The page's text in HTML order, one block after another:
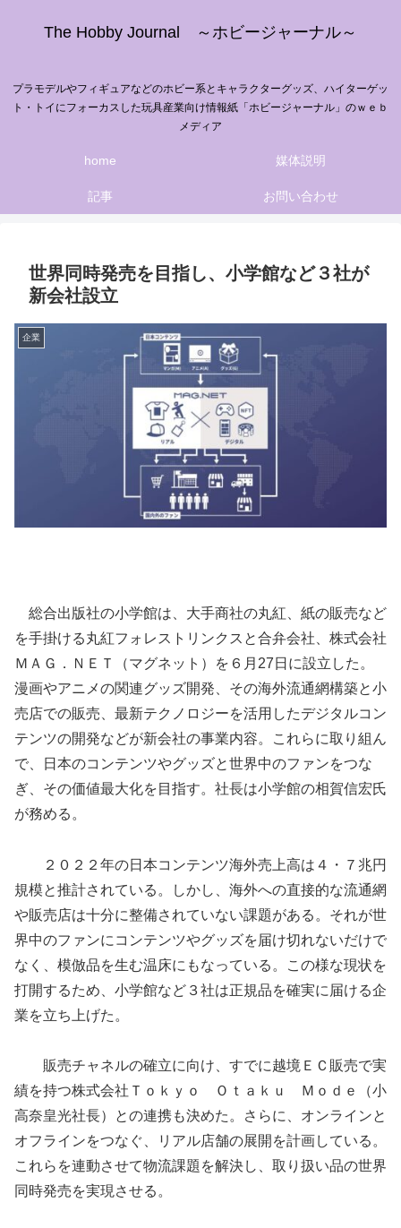
The Hobby Journal ～ホビージャーナル～
プラモデルやフィギュアなどのホビー系とキャラクターグッズ、ハイターゲッ
ト・トイにフォーカスした玩具産業向け情報紙「ホビージャーナル」のｗｅｂ
メディア
home 媒体説明
記事 お問い合わせ
世界同時発売を目指し、小学館など３社が
新会社設立
企業
総合出版社の小学館は、大手商社の丸紅、紙の販売など
を手掛ける丸紅フォレストリンクスと合弁会社、株式会社
ＭＡＧ．ＮＥＴ（マグネット）を６月27日に設立した。
漫画やアニメの関連グッズ開発、その海外流通網構築と小
売店での販売、最新テクノロジーを活用したデジタルコン
テンツの開発などが新会社の事業内容。これらに取り組ん
で、日本のコンテンツやグッズと世界中のファンをつな
ぎ、その価値最大化を目指す。社長は小学館の相賀信宏氏
が務める。
２０２２年の日本コンテンツ海外売上高は４・７兆円
規模と推計されている。しかし、海外への直接的な流通網
や販売店は十分に整備されていない課題がある。それが世
界中のファンにコンテンツやグッズを届け切れないだけで
なく、模倣品を生む温床にもなっている。この様な現状を
打開するため、小学館など３社は正規品を確実に届ける企
業を立ち上げた。
販売チャネルの確立に向け、すでに越境ＥＣ販売で実
績を持つ株式会社Ｔｏｋｙｏ Ｏｔａｋｕ Ｍｏｄｅ（小
高奈皇光社長）との連携も決めた。さらに、オンラインと
オフラインをつなぐ、リアル店舗の展開を計画している。
これらを連動させて物流課題を解決し、取り扱い品の世界
同時発売を実現させる。